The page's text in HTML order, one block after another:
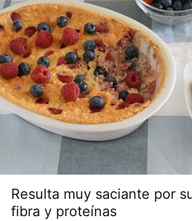
Resulta muy saciante por
fibra y proteínas